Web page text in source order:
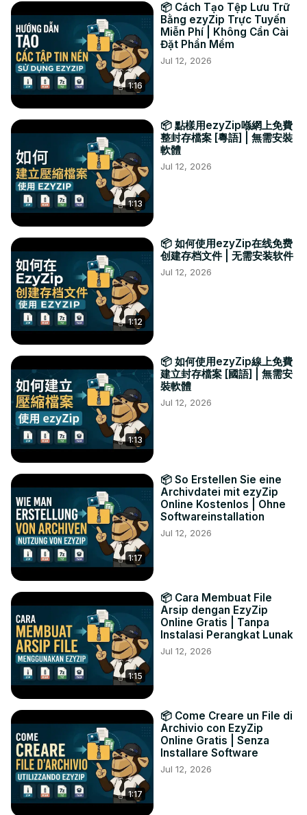
https://www.linkedin.com/showcase/ezyzip/
Pinterest:
https://www.pinterest.com.au/ezyzip
1:16
📦 Cách Tạo Tệp Lưu Trữ
Bằng ezyZip Trực Tuyến
Miễn Phí | Không Cần Cài
Đặt Phần Mềm
Jul 12, 2026
1:13
📦 點樣用ezyZip喺網上免費
整封存檔案 [粵語] | 無需安裝
軟體
Jul 12, 2026
1:12
📦 如何使用ezyZip在线免费
创建存档文件 | 无需安装软件
Jul 12, 2026
1:13
📦 如何使用ezyZip線上免費
建立封存檔案 [國語] | 無需安
裝軟體
Jul 12, 2026
1:17
📦 So Erstellen Sie eine
Archivdatei mit ezyZip
Online Kostenlos | Ohne
Softwareinstallation
Jul 12, 2026
1:15
📦 Cara Membuat File
Arsip dengan EzyZip
Online Gratis | Tanpa
Instalasi Perangkat Lunak
Jul 12, 2026
1:17
📦 Come Creare un File di
Archivio con EzyZip
Online Gratis | Senza
Installare Software
Jul 12, 2026